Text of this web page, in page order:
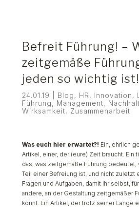
Befreit Führung! –
zeitgemäße
jeden so wichtig ist!
24.01.19 Blog, HR, Innovation,
Führung, Management,
Wirksamkeit, Zusammenarbeit
Was euch hier erwartet?! Ein, ehrlich
Artikel, einer, der (eure) Zeit braucht. Ein
das, was zeitgemäße Führung bedeutet,
Teil einer Befreiung ist, und nicht zuletzt
Fragen und Aufgaben, damit ihr selbst,
andere, an der Gestaltung zeitgemäßer
könnt. Ein Artikel, der trotz seiner Länge